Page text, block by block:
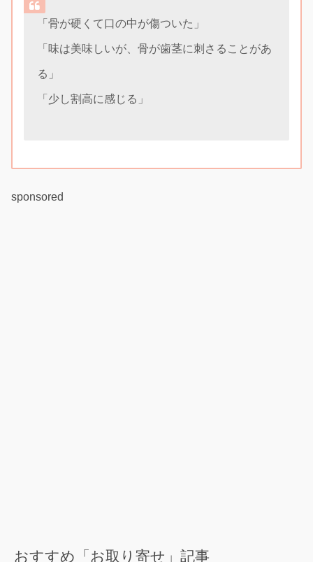
「骨が硬くて口の中が傷ついた」
「味は美味しいが、骨が歯茎に刺さることがあ
る」
「少し割高に感じる」
sponsored
おすすめ「お取り寄せ」記事